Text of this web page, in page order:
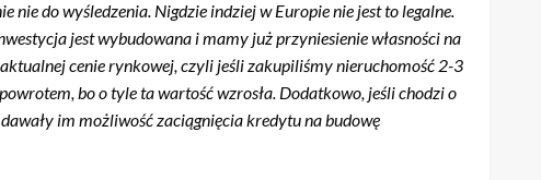
do wyśledzenia. Nigdzie indziej w Europie nie jest to legalne.
jest wybudowana i mamy już przyniesienie własności na
cenie rynkowej, czyli jeśli zakupiliśmy nieruchomość 2-3
bo o tyle ta wartość wzrosła. Dodatkowo, jeśli chodzi o
im możliwość zaciągnięcia kredytu na budowę